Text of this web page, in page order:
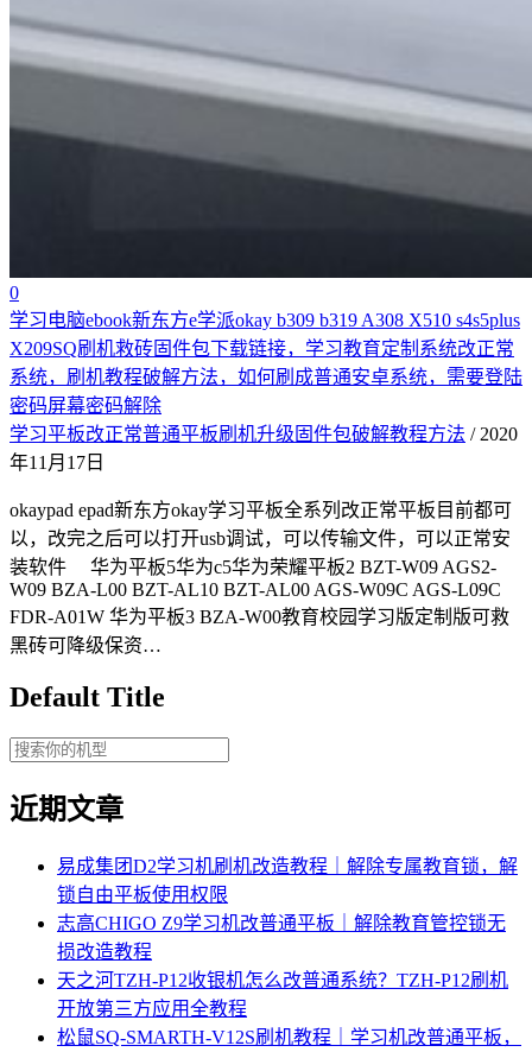
0
学习电脑ebook新东方e学派okay b309 b319 A308 X510 s4s5plus
X209SQ刷机救砖固件包下载链接，学习教育定制系统改正常
系统，刷机教程破解方法，如何刷成普通安卓系统，需要登陆
密码屏幕密码解除
学习平板改正常普通平板刷机升级固件包破解教程方法 / 2020
年11月17日
okaypad epad新东方okay学习平板全系列改正常平板目前都可
以，改完之后可以打开usb调试，可以传输文件，可以正常安
装软件 华为平板5华为c5华为荣耀平板2 BZT-W09 AGS2-
W09 BZA-L00 BZT-AL10 BZT-AL00 AGS-W09C AGS-L09C
FDR-A01W 华为平板3 BZA-W00教育校园学习版定制版可救
黑砖可降级保资…
Default Title
近期文章
易成集团D2学习机刷机改造教程｜解除专属教育锁，解
锁自由平板使用权限
志高CHIGO Z9学习机改普通平板｜解除教育管控锁无
损改造教程
天之河TZH-P12收银机怎么改普通系统？TZH-P12刷机
开放第三方应用全教程
松鼠SQ-SMARTH-V12S刷机教程｜学习机改普通平板，